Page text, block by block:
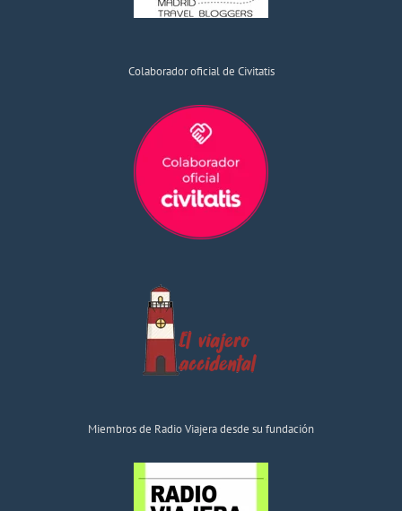
Colaborador oficial de Civitatis
Miembros de Radio Viajera desde su fundación